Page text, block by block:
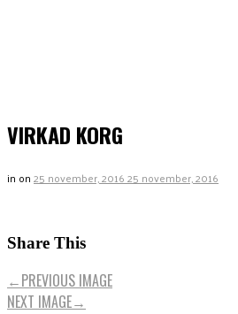
VIRKAD KORG
in on25 november, 201625 november, 2016
Share This
←PREVIOUS IMAGE
NEXT IMAGE→